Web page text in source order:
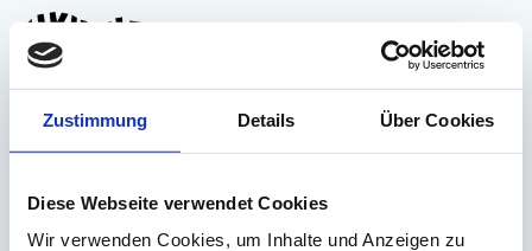
Zustimmung Details Über Cookies
Diese Webseite verwendet Cookies
Wir verwenden Cookies, um Inhalte und Anzeigen zu
Bestell-/Rechnungsnummer
erforderlich
E-Mail*
Vorname*erforderlich Nachname*
Page URI *erforderlich